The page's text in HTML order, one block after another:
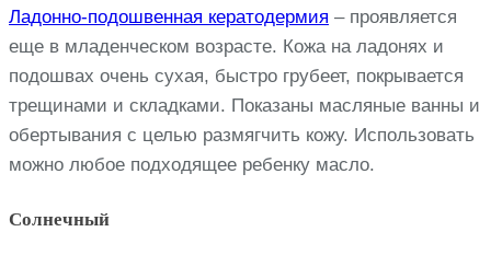
Ладонно-подошвенная кератодермия – проявляется
еще в младенческом возрасте. Кожа на ладонях и
подошвах очень сухая, быстро грубеет, покрывается
трещинами и складками. Показаны масляные ванны и
обертывания с целью размягчить кожу. Использовать
можно любое подходящее ребенку масло.
Солнечный